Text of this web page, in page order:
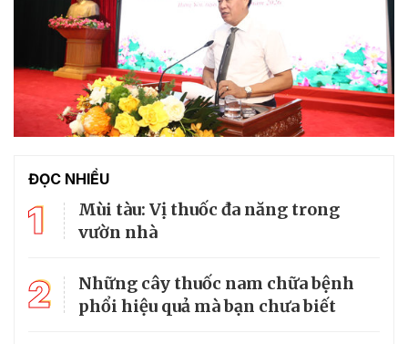
ĐỌC NHIỀU
1
Mùi tàu: Vị thuốc đa năng trong
vườn nhà
2
Những cây thuốc nam chữa bệnh
phổi hiệu quả mà bạn chưa biết